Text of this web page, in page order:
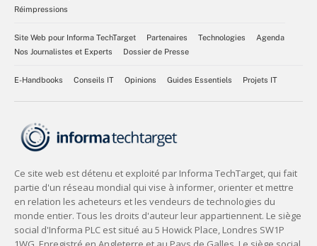
Réimpressions
Site Web pour Informa TechTarget Partenaires Technologies
Agenda
Nos Journalistes et Experts
Dossier de Presse
E-Handbooks Conseils IT Opinions Guides Essentiels Projets IT